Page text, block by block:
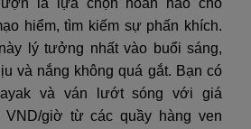
hiểm, tìm kiếm sự phấn khích.
lý tưởng nhất vào buổi sáng,
và nắng không quá gắt. Bạn có
và ván lướt sóng với giá
VND/giờ từ các quầy hàng ven